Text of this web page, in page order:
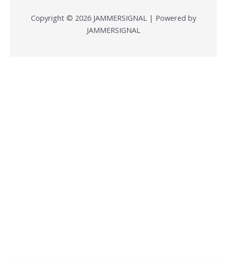
Copyright © 2026 JAMMERSIGNAL | Powered by
JAMMERSIGNAL